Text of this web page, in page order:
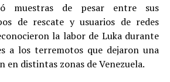
muestras de pesar entre sus
de rescate y usuarios de redes
la labor de Luka durante
a los terremotos que dejaron una
en distintas zonas de Venezuela.